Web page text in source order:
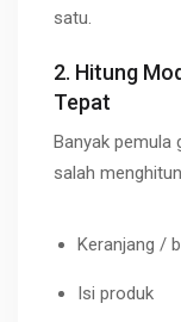
satu.
2. Hitung
Tepat
Banyak pemula
salah
Keranjang /
Isi produk